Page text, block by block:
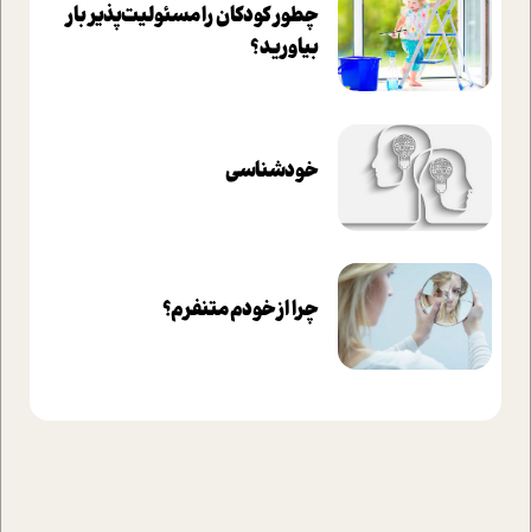
چطور کودکان را مسئولیت‌پذیر بار
بیاورید؟
خودشناسی
چرا از خودم متنفرم؟